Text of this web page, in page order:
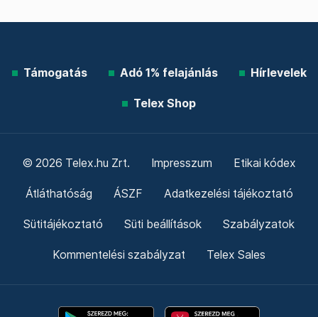
Támogatás Adó 1% felajánlás Hírlevelek
Telex Shop
© 2026 Telex.hu Zrt. Impresszum Etikai kódex
Átláthatóság ÁSZF Adatkezelési tájékoztató
Sütitájékoztató Süti beállítások Szabályzatok
Kommentelési szabályzat Telex Sales